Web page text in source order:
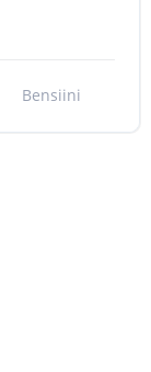
Bensiini